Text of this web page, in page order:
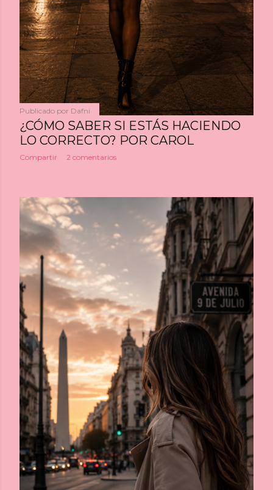
Publicado por Dafni
¿CÓMO SABER SI ESTÁS HACIENDO
LO CORRECTO? POR CAROL
Compartir 2 comentarios